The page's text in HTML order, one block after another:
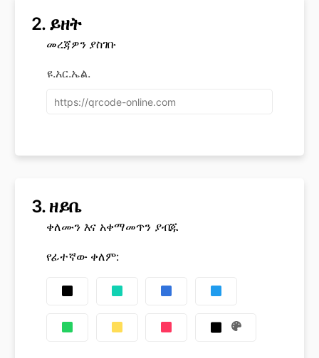
2. ይዘት
መረጃዎን ያስገቡ
ዩ.አር.ኤል.
3.ዘይቤ
ቀለሙን እና አቀማመጥን ያብጁ
የፊተኛው ቀለም: